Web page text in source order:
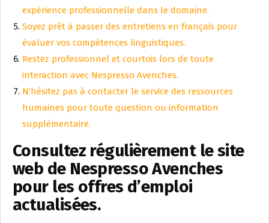
expérience professionnelle dans le domaine.
Soyez prêt à passer des entretiens en français pour
évaluer vos compétences linguistiques.
Restez professionnel et courtois lors de toute
interaction avec Nespresso Avenches.
N’hésitez pas à contacter le service des ressources
humaines pour toute question ou information
supplémentaire.
Consultez régulièrement le site
web de Nespresso Avenches
pour les offres d’emploi
actualisées.